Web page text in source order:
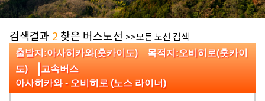
검색결과 2 찾은 버스노선 >>모든 노선 검색
출발지:아사히카와(홋카이도) 목적지:오비히로(홋카이
도) |고속버스
아사히카와 - 오비히로 (노스 라이너)